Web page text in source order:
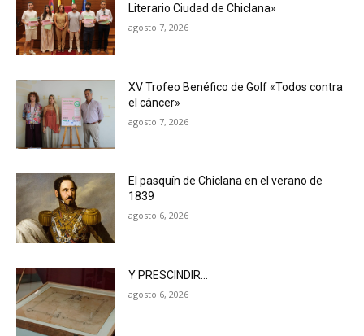
Literario Ciudad de Chiclana»
agosto 7, 2026
XV Trofeo Benéfico de Golf «Todos contra
el cáncer»
agosto 7, 2026
El pasquín de Chiclana en el verano de
1839
agosto 6, 2026
Y PRESCINDIR…
agosto 6, 2026